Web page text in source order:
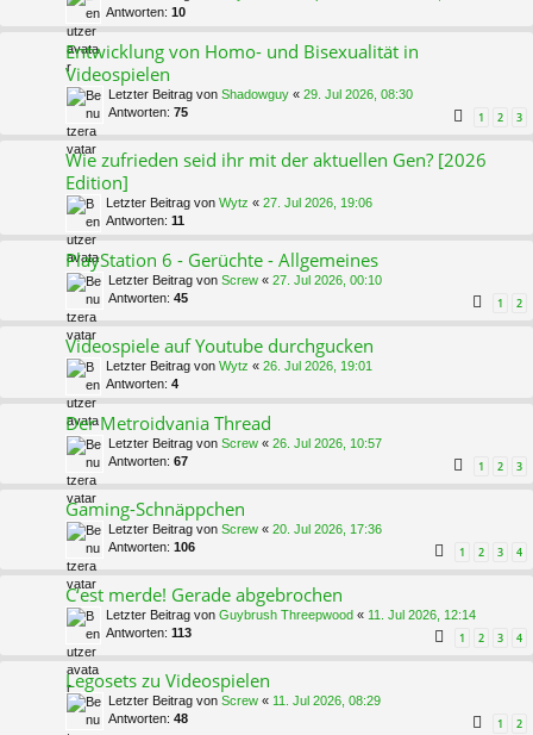
Antworten: 10
Entwicklung von Homo- und Bisexualität in
Videospielen
Letzter Beitrag von Shadowguy « 29. Jul 2026, 08:30
Antworten: 75 1 2 3
Wie zufrieden seid ihr mit der aktuellen Gen? [2026
Edition]
Letzter Beitrag von Wytz « 27. Jul 2026, 19:06
Antworten: 11
PlayStation 6 - Gerüchte - Allgemeines
Letzter Beitrag von Screw « 27. Jul 2026, 00:10
Antworten: 45 1 2
Videospiele auf Youtube durchgucken
Letzter Beitrag von Wytz « 26. Jul 2026, 19:01
Antworten: 4
Der Metroidvania Thread
Letzter Beitrag von Screw « 26. Jul 2026, 10:57
Antworten: 67 1 2 3
Gaming-Schnäppchen
Letzter Beitrag von Screw « 20. Jul 2026, 17:36
Antworten: 106 1 2 3 4
C‘est merde! Gerade abgebrochen
Letzter Beitrag von Guybrush Threepwood « 11. Jul 2026, 12:14
Antworten: 113 1 2 3 4
Legosets zu Videospielen
Letzter Beitrag von Screw « 11. Jul 2026, 08:29
Antworten: 48 1 2